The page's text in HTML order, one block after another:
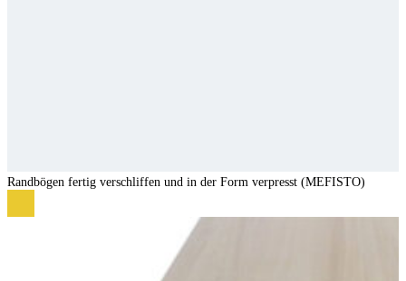
Randbögen fertig verschliffen und in der Form verpresst (MEFISTO)